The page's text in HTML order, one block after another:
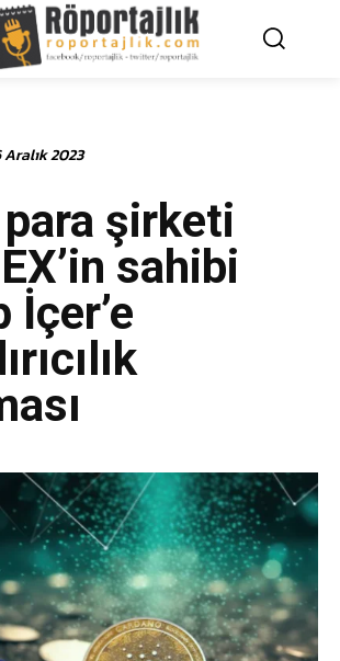
Aralık 2023
şirketi
sahibi
İçer’e